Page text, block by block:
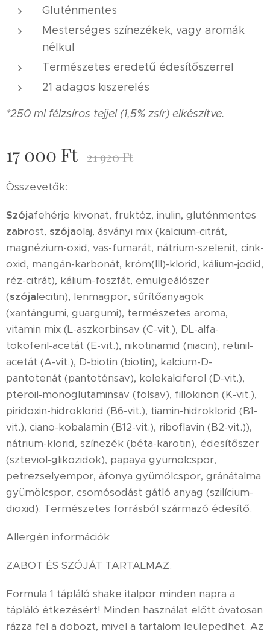
Gluténmentes
Mesterséges színezékek, vagy aromák
nélkül
Természetes eredetű édesítőszerrel
21 adagos kiszerelés
*250 ml félzsíros tejjel (1,5% zsír) elkészítve.
17 000 Ft 21 920Ft
Összevetők:
Szójafehérje kivonat, fruktóz, inulin, gluténmentes
zabrost, szójaolaj, ásványi mix (kalcium-citrát,
magnézium-oxid, vas-fumarát, nátrium-szelenit, cink-
oxid, mangán-karbonát, króm(III)-klorid, kálium-jodid,
réz-citrát), kálium-foszfát, emulgeálószer
(szójalecitin), lenmagpor, sűrítőanyagok
(xantángumi, guargumi), természetes aroma,
vitamin mix (L-aszkorbinsav (C-vit.), DL-alfa-
tokoferil-acetát (E-vit.), nikotinamid (niacin), retinil-
acetát (A-vit.), D-biotin (biotin), kalcium-D-
pantotenát (pantoténsav), kolekalciferol (D-vit.),
pteroil-monoglutaminsav (folsav), fillokinon (K-vit.),
piridoxin-hidroklorid (B6-vit.), tiamin-hidroklorid (B1-
vit.), ciano-kobalamin (B12-vit.), riboflavin (B2-vit.)),
nátrium-klorid, színezék (béta-karotin), édesítőszer
(szteviol-glikozidok), papaya gyümölcspor,
petrezselyempor, áfonya gyümölcspor, gránátalma
gyümölcspor, csomósodást gátló anyag (szilícium-
dioxid). Természetes forrásból származó édesítő.
Allergén információk
ZABOT ÉS SZÓJÁT TARTALMAZ.
Formula 1 tápláló shake italpor minden napra a
tápláló étkezésért! Minden használat előtt óvatosan
rázza fel a dobozt, mivel a tartalom leülepedhet. Az